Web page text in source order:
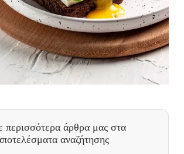
περισσότερα άρθρα μας στα
αναζήτησης